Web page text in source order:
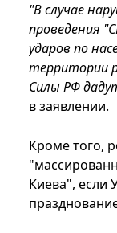
"В случае
проведения
ударов по
территории
Силы РФ
в заявлении.
Кроме того,
Киева", если